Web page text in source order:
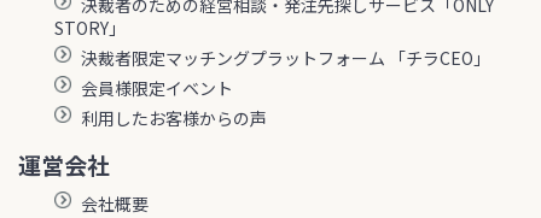
決裁者のための経営相談・発注先探しサービス「ONLY
STORY」
決裁者限定マッチングプラットフォーム 「チラCEO」
会員様限定イベント
利用したお客様からの声
運営会社
会社概要